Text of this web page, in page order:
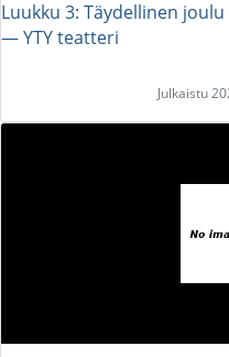
Luukku 3: Täydellinen joulu
― YTY teatteri
Julkaistu